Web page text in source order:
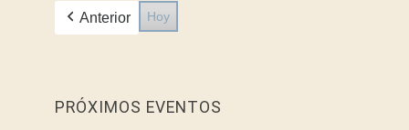
2026 2026 2026
Anterior Hoy
PRÓXIMOS EVENTOS